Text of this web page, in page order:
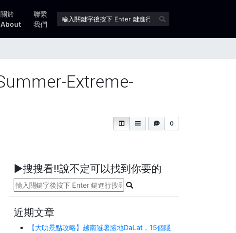
關於
About
聯繫
我們
Extreme-
0
►搜搜看!!說不定可以找到你要的
近期文章
【大叻景點攻略】越南避暑勝地DaLat，15個隱